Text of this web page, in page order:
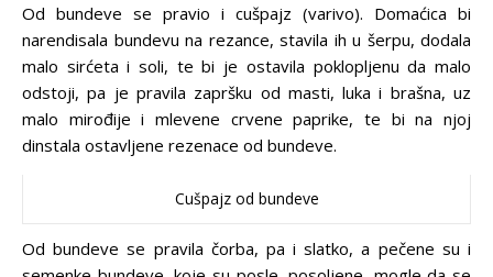
Od bundeve se pravio i cušpajz (varivo). Domaćica bi
narendisala bundevu na rezance, stavila ih u šerpu, dodala
malo sirćeta i soli, te bi je ostavila poklopljenu da malo
odstoji, pa je pravila zapršku od masti, luka i brašna, uz
malo mirođije i mlevene crvene paprike, te bi na njoj
dinstala ostavljene rezenace od bundeve.
Cušpajz od bundeve
Od bundeve se pravila čorba, pa i slatko, a pečene su i